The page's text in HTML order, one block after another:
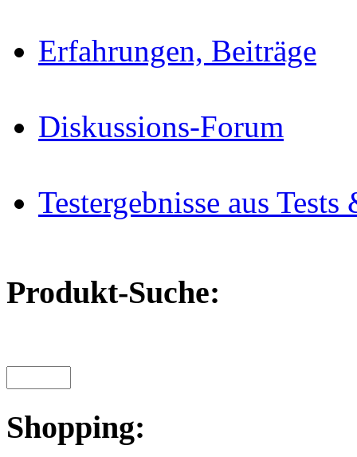
Erfahrungen, Beiträge
Diskussions-Forum
Testergebnisse aus
Produkt-Suche:
Shopping: